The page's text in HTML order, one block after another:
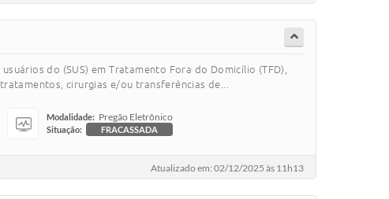
do (SUS) em Tratamento Fora do Domicílio (TFD),
cirurgias e/ou transferências de...
Modalidade: Pregão Eletrônico
Situação: FRACASSADA
Atualizado em: 02/12/2025 às 11h13